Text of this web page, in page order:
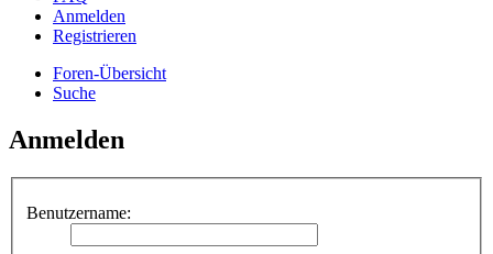
Anmelden
Registrieren
Foren-Übersicht
Suche
Anmelden
Benutzername: